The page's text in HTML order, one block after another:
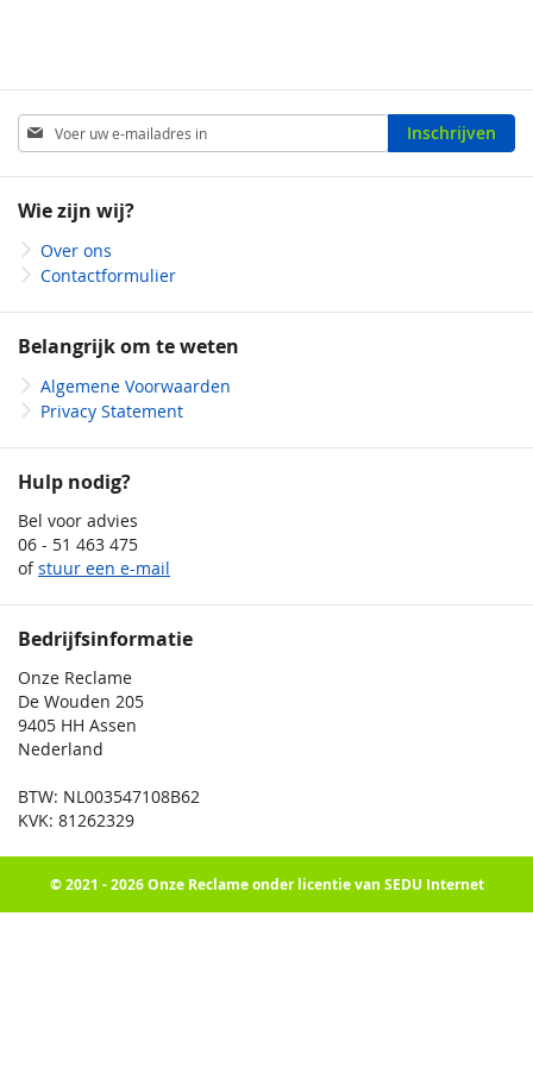
Abonneer
u
op
nieuwsbrief
Inschrijven
Wie zijn wij?
Over ons
Contactformulier
Belangrijk om te weten
Algemene Voorwaarden
Privacy Statement
Hulp nodig?
Bel voor advies
06 - 51 463 475
ofstuur een e-mail
Bedrijfsinformatie
Onze Reclame
De Wouden 205
9405 HH Assen
Nederland
BTW: NL003547108B62
KVK: 81262329
© 2021 - 2026 Onze Reclame onder licentie van SEDU Internet